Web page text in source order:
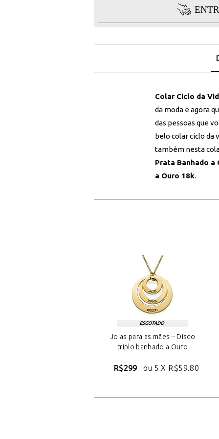
Colar Ciclo da
da moda e agora
das pessoas que
belo colar ciclo da
também nesta
Prata Banhado a
a Ouro 18k.
Joias para as mães – Disco
triplo banhado a Ouro
R$299 ou 5 X R$59.80